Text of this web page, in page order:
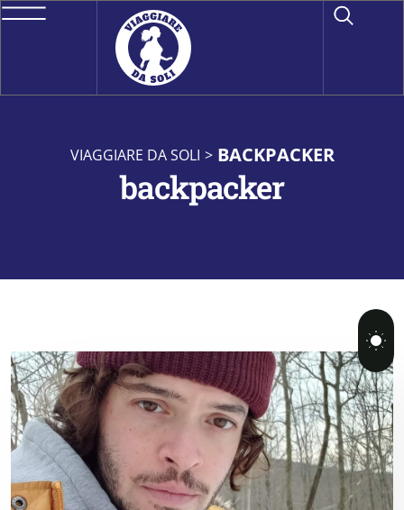
VIAGGIARE DA SOLI > BACKPACKER
backpacker